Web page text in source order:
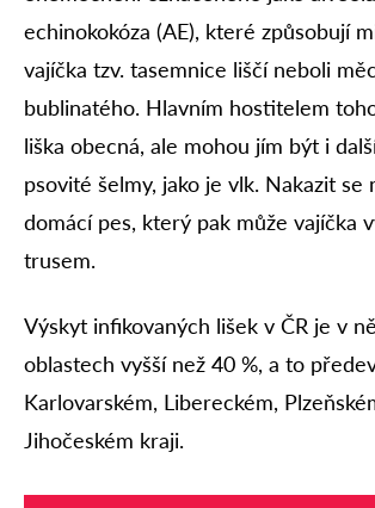
echinokokóza (AE), které způsobují
vajíčka tzv. tasemnice liščí neboli
bublinatého. Hlavním hostitelem
liška obecná, ale mohou jím být i
psovité šelmy, jako je vlk. Nakazit se
domácí pes, který pak může vajíčka
trusem.
Výskyt infikovaných lišek v ČR je v
oblastech vyšší než 40 %, a to
Karlovarském, Libereckém,
Jihočeském kraji.